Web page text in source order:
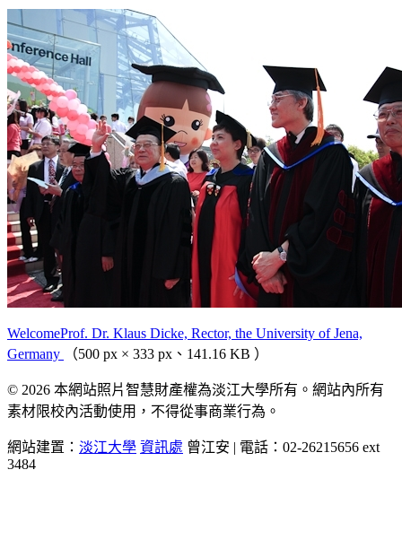
WelcomeProf. Dr. Klaus Dicke, Rector, the University of Jena,
Germany
（500 px × 333 px、141.16 KB ）
© 2026 本網站照片智慧財產權為淡江大學所有。網站內所有
素材限校內活動使用，不得從事商業行為。
網站建置： 淡江大學 資訊處 曾江安 | 電話：02-26215656 ext
3484